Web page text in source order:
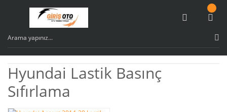
Hyundai Lastik Basınç
Sıfırlama